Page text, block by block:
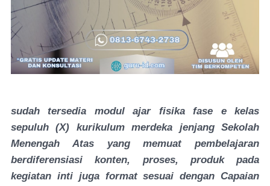
sudah tersedia modul ajar fisika fase e kelas
sepuluh (X) kurikulum merdeka jenjang Sekolah
Menengah Atas yang memuat pembelajaran
berdiferensiasi konten, proses, produk pada
kegiatan inti juga format sesuai dengan Capaian